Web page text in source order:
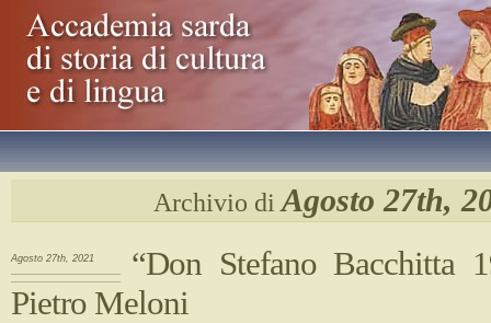
Archivio diAgosto 27th,
Agosto 27th, 2021
“Don Stefano Bacchitta
Pietro Meloni